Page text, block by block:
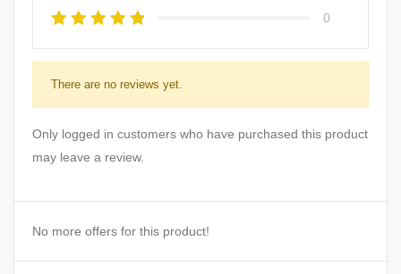
0
There are no reviews yet.
Only logged in customers who have purchased this product
may leave a review.
No more offers for this product!